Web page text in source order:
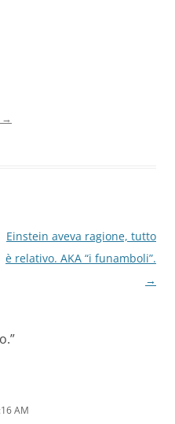
→
Einstein aveva ragione, tutto
è relativo. AKA “i funamboli”.
→
”
AM